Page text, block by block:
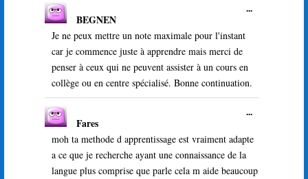
BEGNEN
Je ne peux mettre un note maximale pour l'instant
car je commence juste à apprendre mais merci de
penser à ceux qui ne peuvent assister à un cours en
collège ou en centre spécialisé. Bonne continuation.
...Ouvrir/
Fares
moh ta methode d apprentissage est vraiment adapte
a ce que je recherche ayant une connaissance de la
langue plus comprise que parle cela m aide beaucoup
...Ouvrir/
boîte